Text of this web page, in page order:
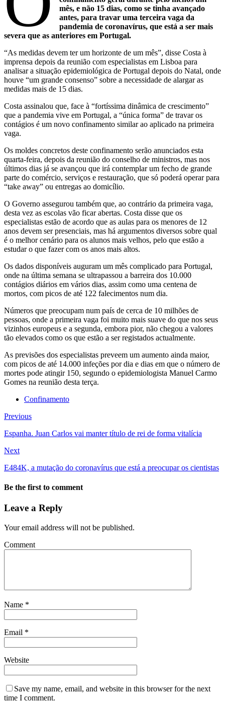
mês, e não 15 dias, como se tinha avançado
antes, para travar uma terceira vaga da
pandemia de coronavírus, que está a ser mais
severa que as anteriores em Portugal.
“As medidas devem ter um horizonte de um mês”, disse Costa à
imprensa depois da reunião com especialistas em Lisboa para
analisar a situação epidemiológica de Portugal depois do Natal, onde
houve “um grande consenso” sobre a necessidade de alargar as
medidas mais de 15 dias.
Costa assinalou que, face à “fortíssima dinâmica de crescimento”
que a pandemia vive em Portugal, a “única forma” de travar os
contágios é um novo confinamento similar ao aplicado na primeira
vaga.
Os moldes concretos deste confinamento serão anunciados esta
quarta-feira, depois da reunião do conselho de ministros, mas nos
últimos dias já se avançou que irá contemplar um fecho de grande
parte do comércio, serviços e restauração, que só poderá operar para
“take away” ou entregas ao domicílio.
O Governo assegurou também que, ao contrário da primeira vaga,
desta vez as escolas vão ficar abertas. Costa disse que os
especialistas estão de acordo que as aulas para os menores de 12
anos devem ser presenciais, mas há argumentos diversos sobre qual
é o melhor cenário para os alunos mais velhos, pelo que estão a
estudar o que fazer com os anos mais altos.
Os dados disponíveis auguram um mês complicado para Portugal,
onde na última semana se ultrapassou a barreira dos 10.000
contágios diários em vários dias, assim como uma centena de
mortos, com picos de até 122 falecimentos num dia.
Números que preocupam num país de cerca de 10 milhões de
pessoas, onde a primeira vaga foi muito mais suave do que nos seus
vizinhos europeus e a segunda, embora pior, não chegou a valores
tão elevados como os que estão a ser registados actualmente.
As previsões dos especialistas preveem um aumento ainda maior,
com picos de até 14.000 infeções por dia e dias em que o número de
mortes pode atingir 150, segundo o epidemiologista Manuel Carmo
Gomes na reunião desta terça.
Confinamento
Previous
Espanha. Juan Carlos vai manter título de rei de forma vitalícia
Next
E484K, a mutação do coronavírus que está a preocupar os cientistas
Be the first to comment
Leave a Reply
Your email address will not be published.
Comment
Name *
Email *
Website
Save my name, email, and website in this browser for the next
time I comment.